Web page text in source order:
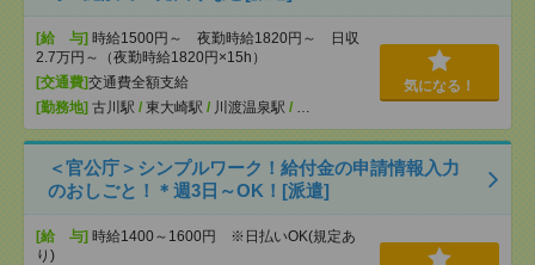
[給 与] 時給1500円～ 夜勤時給1820円～ 日収
2.7万円～（夜勤時給1820円×15h）
[交通費]交通費全額支給
[勤務地] 古川駅 / 東大崎駅 / 川渡温泉駅 / …
気になる！
＜官公庁＞シンプルワーク！給付金の申請情報入力
のおしごと！＊週3日～OK！[派遣]
[給 与] 時給1400～1600円 ※日払いOK(規定あ
り)